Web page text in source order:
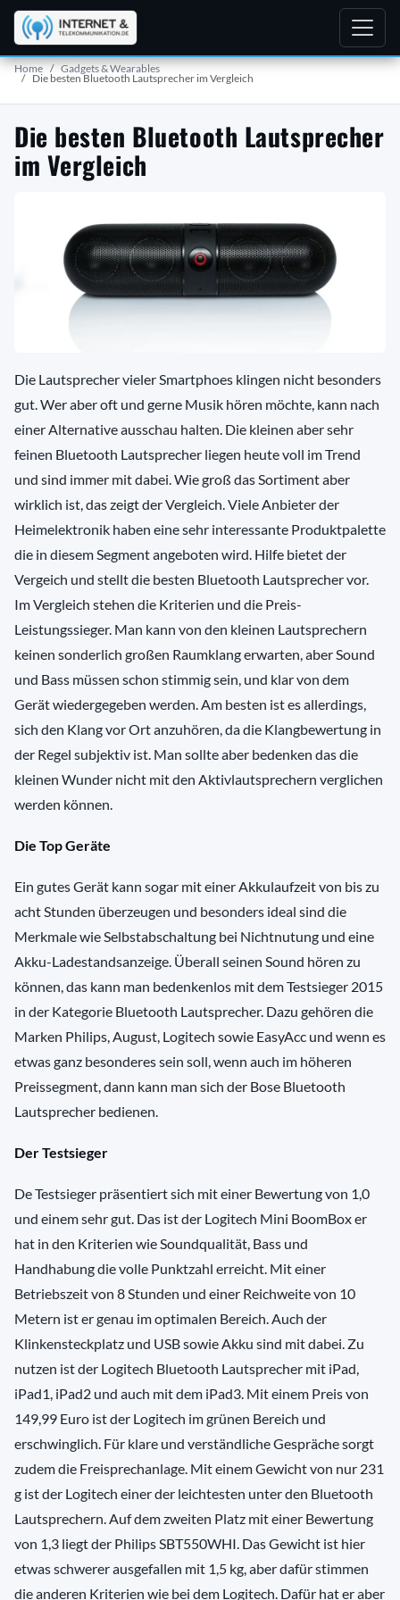
Home Gadgets & Wearables
Die besten Bluetooth Lautsprecher im Vergleich
Die besten Bluetooth Lautsprecher
im Vergleich
Die Lautsprecher vieler Smartphoes klingen nicht besonders
gut. Wer aber oft und gerne Musik hören möchte, kann nach
einer Alternative ausschau halten. Die kleinen aber sehr
feinen Bluetooth Lautsprecher liegen heute voll im Trend
und sind immer mit dabei. Wie groß das Sortiment aber
wirklich ist, das zeigt der Vergleich. Viele Anbieter der
Heimelektronik haben eine sehr interessante Produktpalette
die in diesem Segment angeboten wird. Hilfe bietet der
Vergeich und stellt die besten Bluetooth Lautsprecher vor.
Im Vergleich stehen die Kriterien und die Preis-
Leistungssieger. Man kann von den kleinen Lautsprechern
keinen sonderlich großen Raumklang erwarten, aber Sound
und Bass müssen schon stimmig sein, und klar von dem
Gerät wiedergegeben werden. Am besten ist es allerdings,
sich den Klang vor Ort anzuhören, da die Klangbewertung in
der Regel subjektiv ist. Man sollte aber bedenken das die
kleinen Wunder nicht mit den Aktivlautsprechern verglichen
werden können.
Die Top Geräte
Ein gutes Gerät kann sogar mit einer Akkulaufzeit von bis zu
acht Stunden überzeugen und besonders ideal sind die
Merkmale wie Selbstabschaltung bei Nichtnutung und eine
Akku-Ladestandsanzeige. Überall seinen Sound hören zu
können, das kann man bedenkenlos mit dem Testsieger 2015
in der Kategorie Bluetooth Lautsprecher. Dazu gehören die
Marken Philips, August, Logitech sowie EasyAcc und wenn es
etwas ganz besonderes sein soll, wenn auch im höheren
Preissegment, dann kann man sich der Bose Bluetooth
Lautsprecher bedienen.
Der Testsieger
De Testsieger präsentiert sich mit einer Bewertung von 1,0
und einem sehr gut. Das ist der Logitech Mini BoomBox er
hat in den Kriterien wie Soundqualität, Bass und
Handhabung die volle Punktzahl erreicht. Mit einer
Betriebszeit von 8 Stunden und einer Reichweite von 10
Metern ist er genau im optimalen Bereich. Auch der
Klinkensteckplatz und USB sowie Akku sind mit dabei. Zu
nutzen ist der Logitech Bluetooth Lautsprecher mit iPad,
iPad1, iPad2 und auch mit dem iPad3. Mit einem Preis von
149,99 Euro ist der Logitech im grünen Bereich und
erschwinglich. Für klare und verständliche Gespräche sorgt
zudem die Freisprechanlage. Mit einem Gewicht von nur 231
g ist der Logitech einer der leichtesten unter den Bluetooth
Lautsprechern. Auf dem zweiten Platz mit einer Bewertung
von 1,3 liegt der Philips SBT550WHI. Das Gewicht ist hier
etwas schwerer ausgefallen mit 1,5 kg, aber dafür stimmen
die anderen Kriterien wie bei dem Logitech. Dafür hat er aber